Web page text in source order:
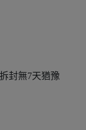
封無7天猶豫